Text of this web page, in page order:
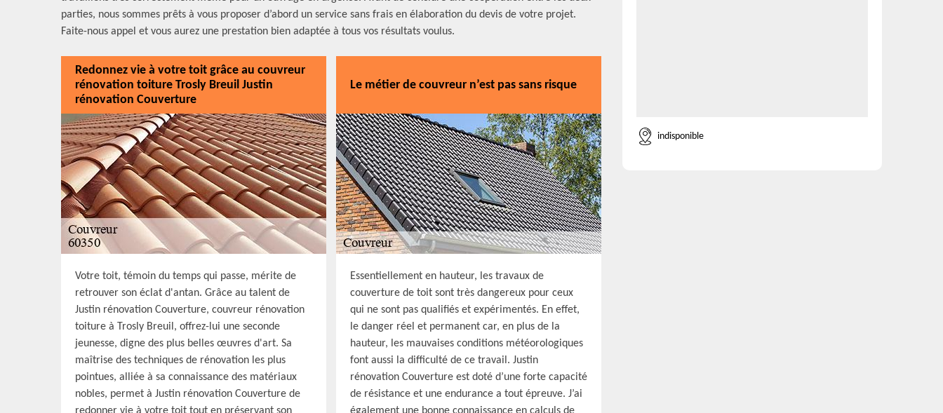
parties, nous sommes prêts à vous proposer d’abord un service sans frais en élaboration du devis de votre projet.
Faite-nous appel et vous aurez une prestation bien adaptée à tous vos résultats voulus.
Redonnez vie à votre toit grâce au couvreur
rénovation toiture Trosly Breuil Justin
rénovation Couverture
Votre toit, témoin du temps qui passe, mérite de
retrouver son éclat d'antan. Grâce au talent de
Justin rénovation Couverture, couvreur rénovation
toiture à Trosly Breuil, offrez-lui une seconde
jeunesse, digne des plus belles œuvres d'art. Sa
maîtrise des techniques de rénovation les plus
pointues, alliée à sa connaissance des matériaux
nobles, permet à Justin rénovation Couverture de
Le métier de couvreur n’est pas sans risque
Essentiellement en hauteur, les travaux de
couverture de toit sont très dangereux pour ceux
qui ne sont pas qualifiés et expérimentés. En effet,
le danger réel et permanent car, en plus de la
hauteur, les mauvaises conditions météorologiques
font aussi la difficulté de ce travail. Justin
rénovation Couverture est doté d’une forte capacité
de résistance et une endurance a tout épreuve. J’ai
indisponible